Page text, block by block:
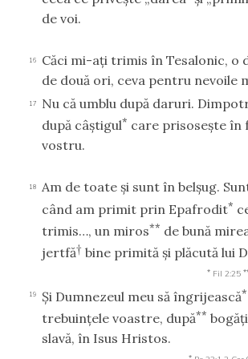
de voi.
16
Căci mi-aţi trimis în Tesalonic, o
de două ori, ceva pentru nevoile
17
Nu că umblu după daruri.
după câştigul* care prisoseşte în
vostru.
18
Am de toate şi sunt în belşug.
când am primit prin Epafrodit*
trimis…, un miros** de bună
jertfă† bine primită şi plăcută lui
* Fil 2:25
19 Şi Dumnezeul meu să îngrijească*
trebuinţele voastre, după**
slavă, în Isus Hristos.
*